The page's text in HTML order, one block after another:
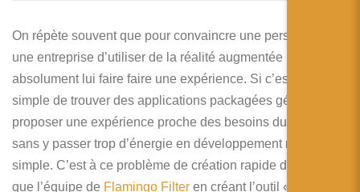
Français
Deutsch
简体中文
日本語
On répète souvent que pour convaincre une personne ou
une entreprise d’utiliser de la réalité augmentée il faut
absolument lui faire faire une expérience. Si c’est assez
simple de trouver des applications packagées génériques,
proposer une expérience proche des besoins du clients
sans y passer trop d’énergie en développement n’est pas
simple. C’est à ce problème de création rapide de Mockup
que l’équipe de Flamingo Filter en créant l’outil «